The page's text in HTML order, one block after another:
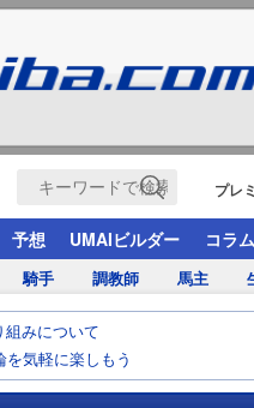
プレ
予想 UMAIビルダー コラム
騎手 調教師 馬主
組みについて
気軽に楽しもう